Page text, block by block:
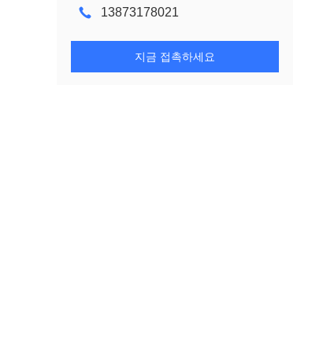
13873178021
지금 접촉하세요